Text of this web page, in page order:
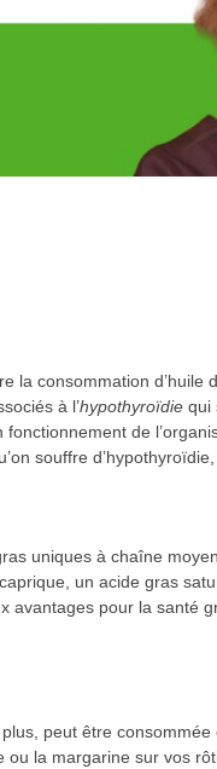
la consommation d’huile
à l’hypothyroïdiequi
de
souffre
uniques à chaîne
un acide gras
avantages pour la santé
peut être
la margarine sur vos